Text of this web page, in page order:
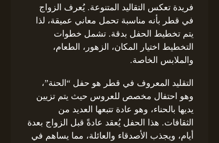
فريدة تعكس التقاليد المتنوعة. يُعرف الزواج
في قطر بأنه مناسبة تحمل معاني عميقة، لذا
يتم تخطيط الحفل بدقة. تشمل خطوات
التخطيط اختيار المكان، الزهور، الطعام،
والملابس الخاصة.
التقليد المعروف في قطر هو حفل “الحنة”،
وهو احتفال مخصص للعروس حيث يتم تزيين
يديها بالحناء، وهو عادة تتبعها العديد من
الثقافات. هذا الحفل يُعقد عادةً قبل الزواج بعدة
أيام، ويجذب الأصدقاء والعائلة، مما يساهم في